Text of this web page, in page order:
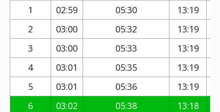
1
02:59 05:30 13:19
2
03:00 05:32 13:19
3
03:00 05:33 13:19
4
03:01 05:35 13:19
5
03:01 05:36 13:19
6
03:02 05:38 13:18